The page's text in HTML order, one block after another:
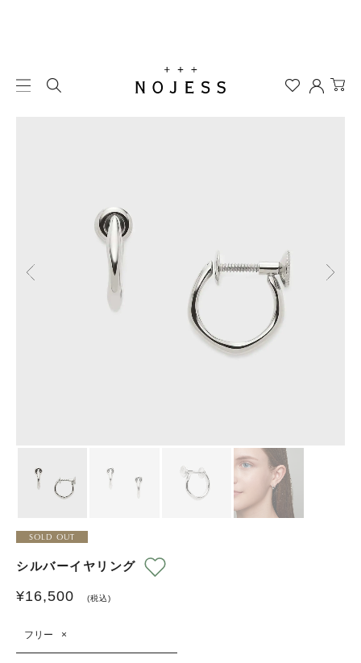
SOLD OUT
シルバーイヤリング
¥16,500 (税込)
フリー ×